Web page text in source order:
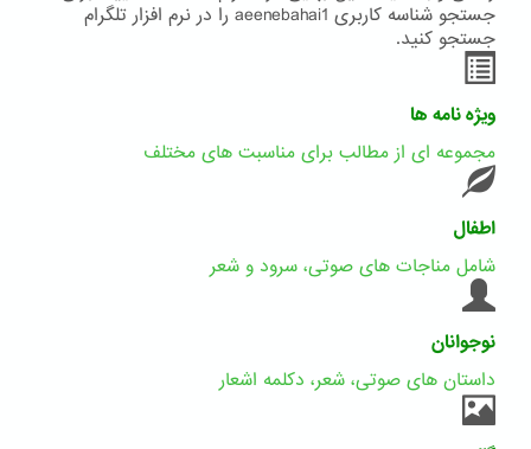
جستجو شناسه کاربری aeenebahai1 را در نرم افزار تلگرام
جستجو کنید.
ویژه نامه ها
مجموعه ای از مطالب برای مناسبت های مختلف
اطفال
شامل مناجات های صوتی، سرود و شعر
نوجوانان
داستان های صوتی، شعر، دکلمه اشعار